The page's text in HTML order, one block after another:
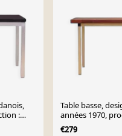
:
Table basse,
années 1970,
Danemark
€279